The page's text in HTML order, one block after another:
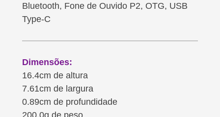
Bluetooth, Fone de Ouvido P2, OTG, USB
Type-C
Dimensões:
16.4cm de altura
7.61cm de largura
0.89cm de profundidade
200.0g de peso